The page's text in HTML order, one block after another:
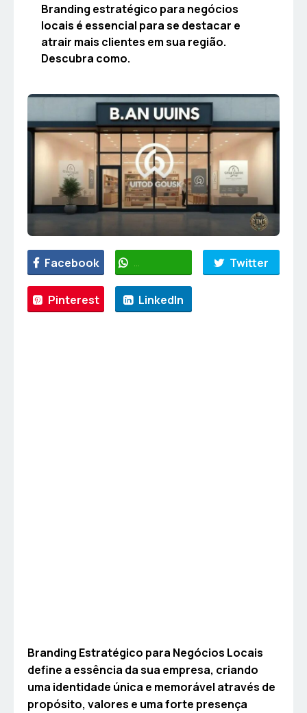
Branding estratégico para negócios
locais é essencial para se destacar e
atrair mais clientes em sua região.
Descubra como.
Facebook WhatsApp Twitter
Pinterest LinkedIn
Branding Estratégico para Negócios Locais
define a essência da sua empresa, criando
uma identidade única e memorável através de
propósito, valores e uma forte presença